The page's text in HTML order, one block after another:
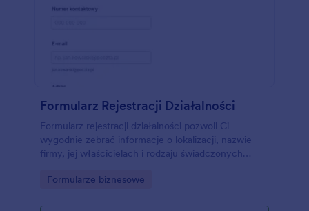
Formularz Rejestracji Działalności
Formularz rejestracji działalności pozwoli Ci
wygodnie zebrać informacje o lokalizacji, nazwie
firmy, jej właścicielach i rodzaju świadczonych
dostępnych narzędzi. Stwórz własny unikalny
logo, obrazy, edytuj czcionki i kolory. Możesz też
Go to Category:
Formularze biznesowe